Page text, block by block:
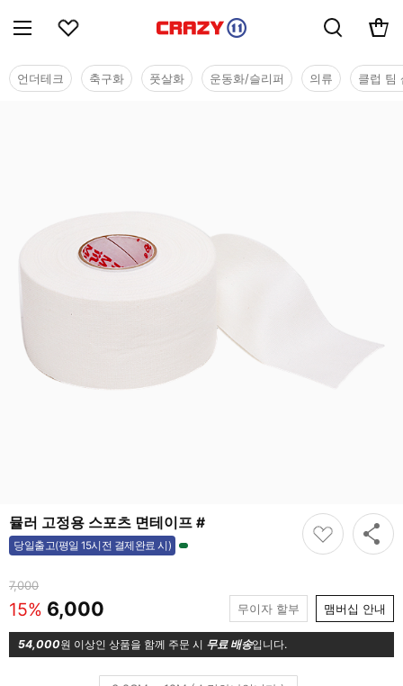
언더테크 축구화 풋살화 운동화/슬리퍼 의류 클럽 팀
뮬러 고정용 스포츠 면테이프 #
당일출고(평일 15시전 결제완료 시)
7,000
15% 6,000 무이자 할부 맴버십 안내
54,000원 이상인 상품을 함께 주문 시 무료 배송입니다.